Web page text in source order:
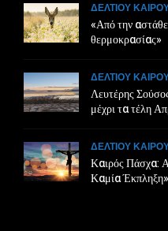
ΔΕΛΤΙΟΥ
«Από την
θερμοκρασίας»
ΔΕΛΤΙΟΥ
Λευτέρης
μέχρι τα τέλη
ΔΕΛΤΙΟΥ
Καιρός Πάσχα:
Καμία Έκπληξη»